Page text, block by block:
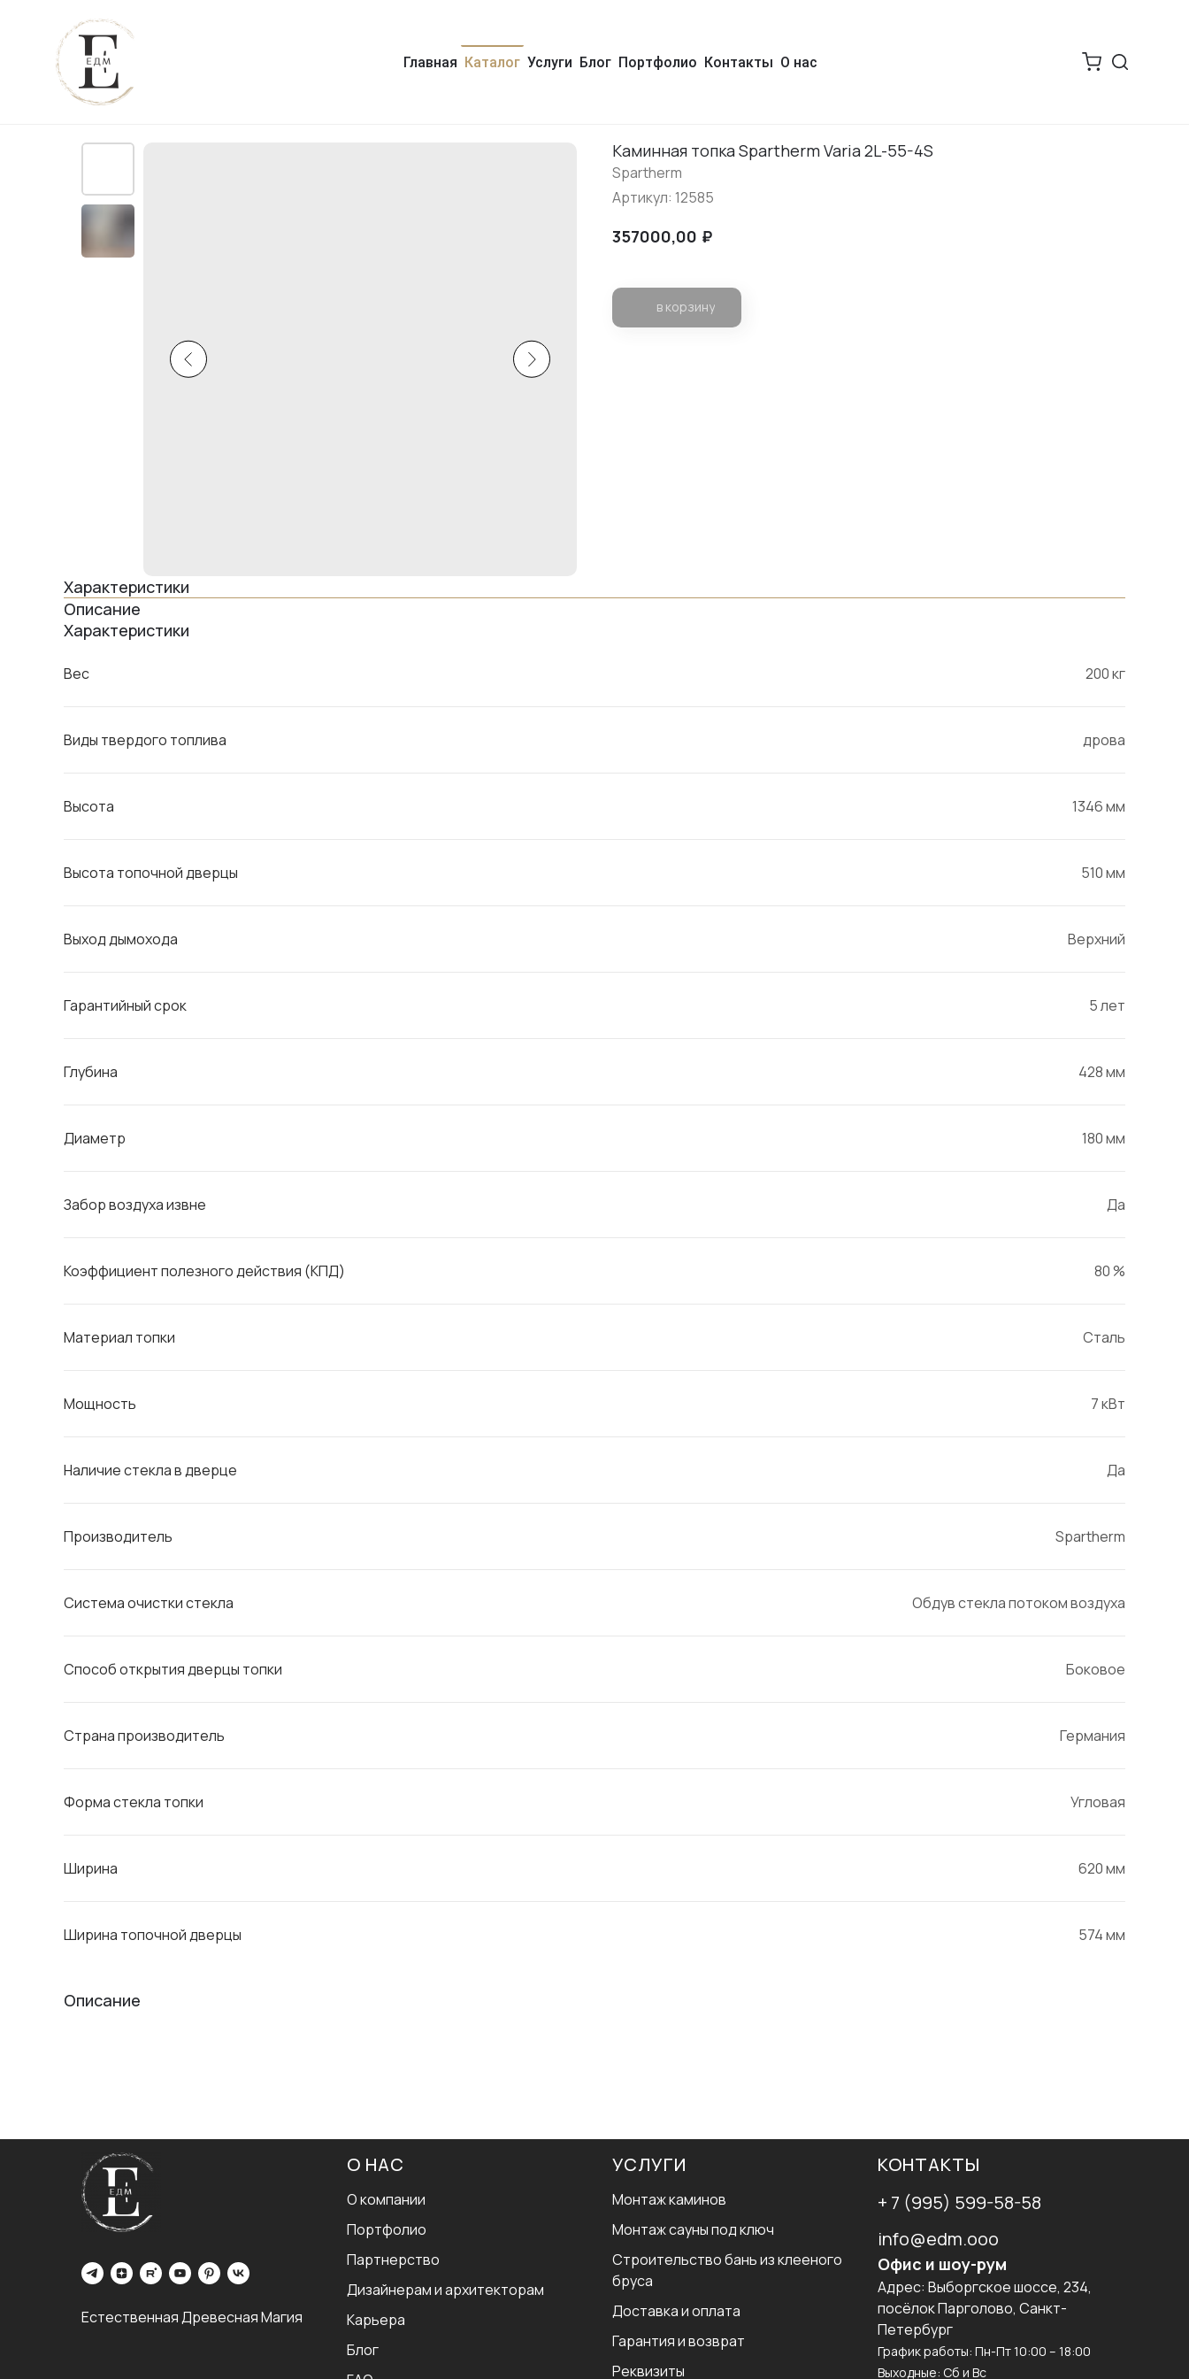
Главная Каталог Услуги Блог Портфолио Контакты О нас
Каминная топка Spartherm Varia 2L-55-4S
Spartherm
Артикул: 12585
357000,00 ₽
в корзину
Характеристики
Описание
Характеристики
Вес 200 кг
Виды твердого топлива дрова
Высота 1346 мм
Высота топочной дверцы 510 мм
Выход дымохода Верхний
Гарантийный срок 5 лет
Глубина 428 мм
Диаметр 180 мм
Забор воздуха извне Да
Коэффициент полезного действия (КПД) 80 %
Материал топки Сталь
Мощность 7 кВт
Наличие стекла в дверце Да
Производитель Spartherm
Система очистки стекла Обдув стекла потоком воздуха
Способ открытия дверцы топки Боковое
Страна производитель Германия
Форма стекла топки Угловая
Ширина 620 мм
Ширина топочной дверцы 574 мм
Описание
Естественная Древесная Магия
О НАС
О компании
Портфолио
Партнерство
Дизайнерам и архитекторам
Карьера
Блог
УСЛУГИ
Монтаж каминов
Монтаж сауны под ключ
Строительство бань из клееного
бруса
Доставка и оплата
Гарантия и возврат
Реквизиты
КОНТАКТЫ
+ 7 (995) 599-58-58
info@edm.ooo
Офис и шоу-рум
Адрес: Выборгское шоссе, 234,
посёлок Парголово, Санкт-
Петербург
График работы: Пн-Пт 10:00 – 18:00
Выходные: Сб и Вс